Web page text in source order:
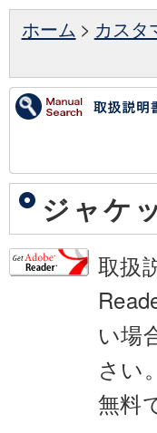
ホーム > カスタ
ジャケ
取扱
い場
さい
無料